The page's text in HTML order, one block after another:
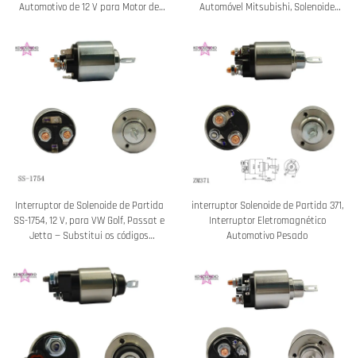
Automotivo de 12 V para Motor de
Automóvel Mitsubishi, Solenoide
Interruptor de Solenoide de Partida
SS-1754, 12 V, para VW Golf, Passat e
Jetta — Substitui os códigos
interruptor Solenoide de Partida 371,
Interruptor Eletromagnético
Automotivo Pesado